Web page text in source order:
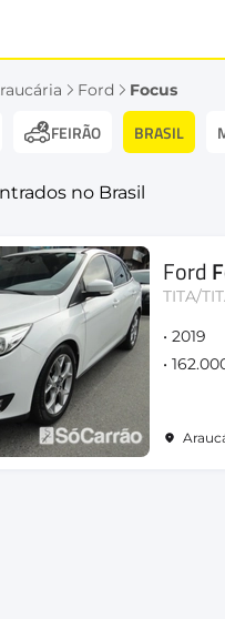
Ford Focus
FEIRÃO BRASIL
no Brasil
Ford
TITA/
2019